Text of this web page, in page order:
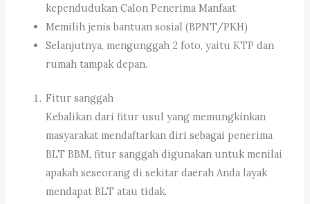
kependudukan Calon Penerima Manfaat
Memilih jenis bantuan sosial (BPNT/PKH)
Selanjutnya, mengunggah 2 foto, yaitu KTP dan
rumah tampak depan.
Fitur sanggah
Kebalikan dari fitur usul yang memungkinkan
masyarakat mendaftarkan diri sebagai penerima
BLT BBM, fitur sanggah digunakan untuk menilai
apakah seseorang di sekitar daerah Anda layak
mendapat BLT atau tidak.